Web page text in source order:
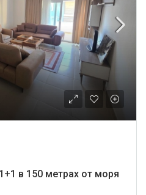
в 150 метрах от моря